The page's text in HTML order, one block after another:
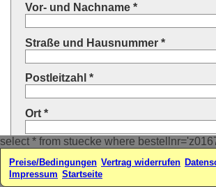
select * from stuecke where
Vor- und Nachname *
Straße und Hausnummer *
Postleitzahl *
Ort *
Land * (auswählen oder eintragen)
Ihre E-Mail-Adresse*
Preise/Bedingungen Vertrag widerrufen
Impressum Startseite